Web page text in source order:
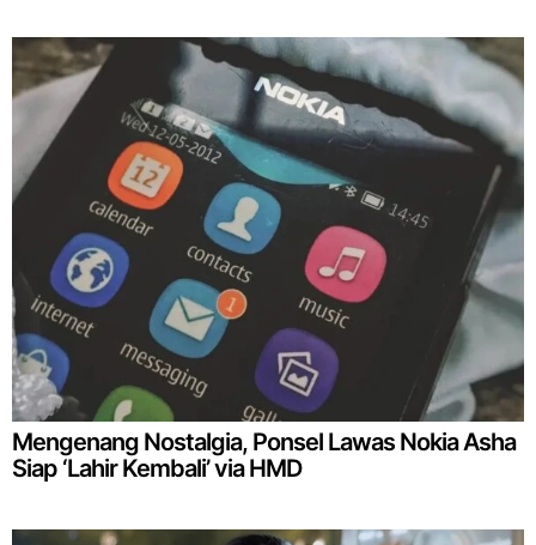
Mengenang Nostalgia, Ponsel Lawas Nokia Asha
Siap ‘Lahir Kembali’ via HMD